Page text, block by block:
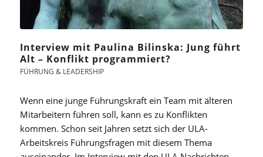
Interview mit Paulina Bilinska: Jung führt
Alt – Konflikt programmiert?
FÜHRUNG & LEADERSHIP
Wenn eine junge Führungskraft ein Team mit älteren
Mitarbeitern führen soll, kann es zu Konflikten
kommen. Schon seit Jahren setzt sich der ULA-
Arbeitskreis Führungsfragen mit diesem Thema